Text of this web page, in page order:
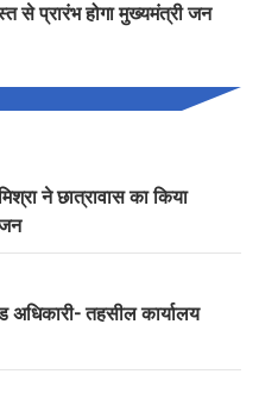
से प्रारंभ होगा मुख्यमंत्री जन
ने छात्रावास का किया
तहसील कार्यालय